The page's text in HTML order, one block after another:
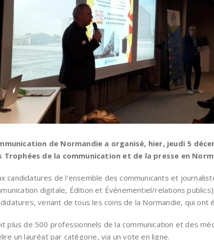
de Normandie a organisé, hier, jeudi 5
de la communication et de la presse en
de l’ensemble des communicants et
digitale, Édition et Événementiel/relations
venant de tous les coins de la Normandie, qui ont
plus de 500 professionnels de la communication et des
un lauréat par catégorie, via un vote en ligne.